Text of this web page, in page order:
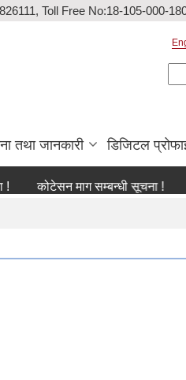
Toll Free No:18-105-000-
तथा जानकारी डिजिटल
माग सम्बन्धी सूचना !